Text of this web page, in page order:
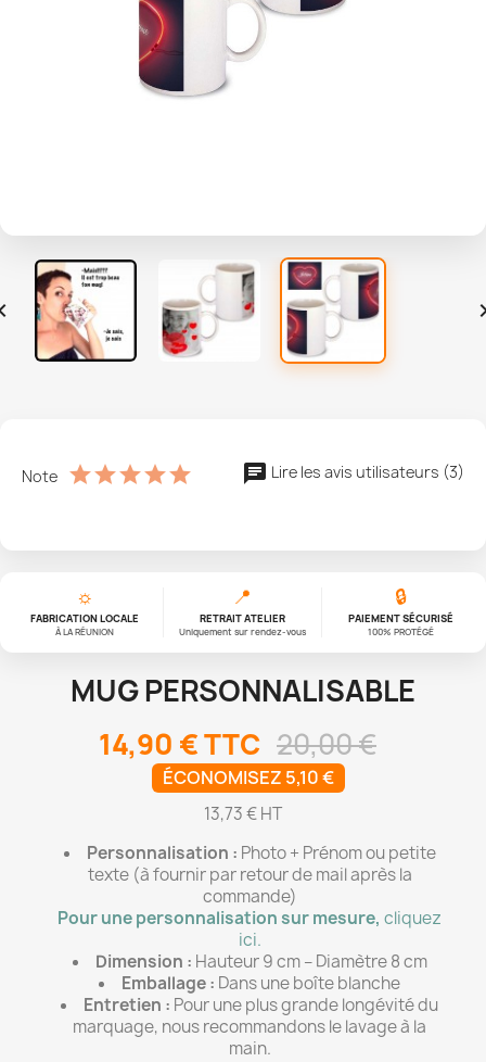
Note Lire les avis utilisateurs (3)
☼
FABRICATION LOCALE
À LA RÉUNION
📍
RETRAIT ATELIER
Uniquement sur rendez-vous
🔒
PAIEMENT SÉCURISÉ
100% PROTÉGÉ
MUG PERSONNALISABLE
14,90 €TTC 20,00 €
ÉCONOMISEZ 5,10 €
13,73 € HT
Personnalisation : Photo + Prénom ou petite
texte (à fournir par retour de mail après la
commande)
Pour une personnalisation sur mesure, cliquez
ici.
Dimension : Hauteur 9 cm – Diamètre 8 cm
Emballage : Dans une boîte blanche
Entretien : Pour une plus grande longévité du
marquage, nous recommandons le lavage à la
main.